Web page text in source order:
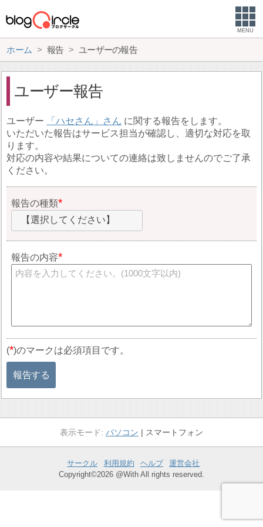
MENU
ホーム 報告 ユーザーの報告
ユーザー報告
ユーザー ハセさん
に関する報告をします。
いただいた報告はサービス担当が確認し、適切な対応を取
ります。
対応の内容や結果についての連絡は致しませんのでご了承
ください。
報告の種類
【選択してください】
報告の内容
(*)のマークは必須項目です。
報告する
パソコン スマートフォン
サークル 利用規約 ヘルプ
運営会社
Copyright©2026 @With All rights reserved.